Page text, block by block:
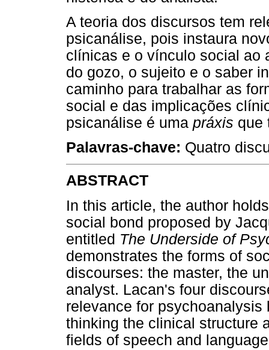
A teoria dos discursos tem
psicanálise, pois instaura
clínicas e o vínculo social ao
do gozo, o sujeito e o saber
caminho para trabalhar as
social e das implicações
psicanálise é uma práxis que
Palavras-chave: Quatro
ABSTRACT
In this article, the author
social bond proposed by
entitled The Underside of
demonstrates the forms of
discourses: the master, the
analyst. Lacan's four
relevance for
thinking the clinical structure
fields of speech and